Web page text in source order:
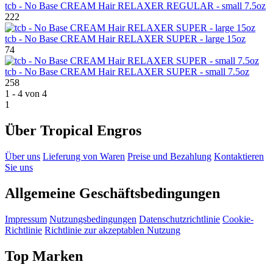
tcb - No Base CREAM Hair RELAXER REGULAR - small 7.5oz
222
tcb - No Base CREAM Hair RELAXER SUPER - large 15oz
74
tcb - No Base CREAM Hair RELAXER SUPER - small 7.5oz
258
1 - 4 von 4
1
Über Tropical Engros
Über uns Lieferung von Waren Preise und Bezahlung Kontaktieren
Sie uns
Allgemeine Geschäftsbedingungen
Impressum Nutzungsbedingungen Datenschutzrichtlinie Cookie-
Richtlinie Richtlinie zur akzeptablen Nutzung
Top Marken